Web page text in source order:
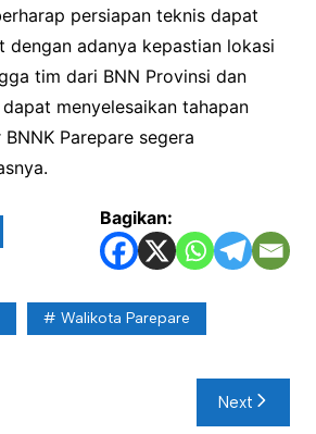
persiapan teknis dapat
dengan adanya kepastian lokasi
tim dari BNN Provinsi dan
menyelesaikan tahapan
Parepare segera
Bagikan:
Walikota Parepare
Next